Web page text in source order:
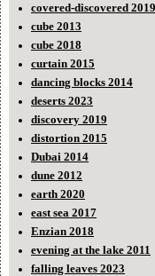
covered-discovered 2019
cube 2013
cube 2018
curtain 2015
dancing blocks 2014
deserts 2023
discovery 2019
distortion 2015
Dubai 2014
dune 2012
earth 2020
east sea 2017
Enzian 2018
evening at the lake 2011
falling leaves 2023